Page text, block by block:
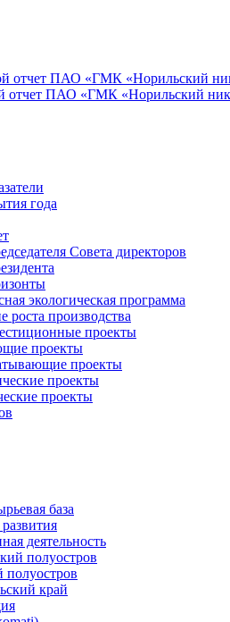
отчет ПАО «ГМК «Норильский
отчет ПАО «ГМК «Норильский
года
Совета директоров
экологическая программа
роста производства
проекты
проекты
проекты
проекты
проекты
база
деятельность
полуостров
полуостров
край